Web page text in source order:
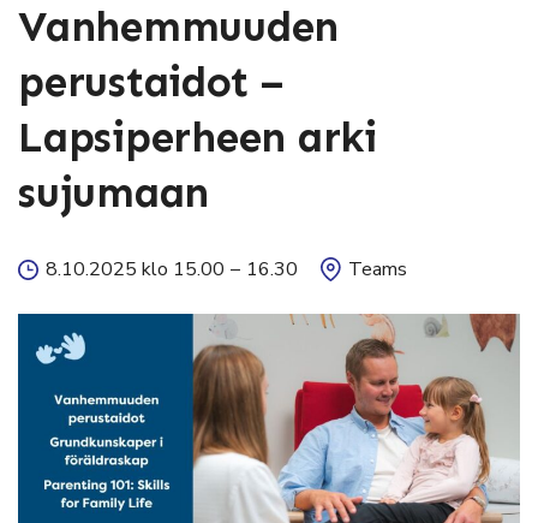
Vanhemmuuden
perustaidot –
Lapsiperheen arki
sujumaan
8.10.2025 klo 15.00 – 16.30 Teams